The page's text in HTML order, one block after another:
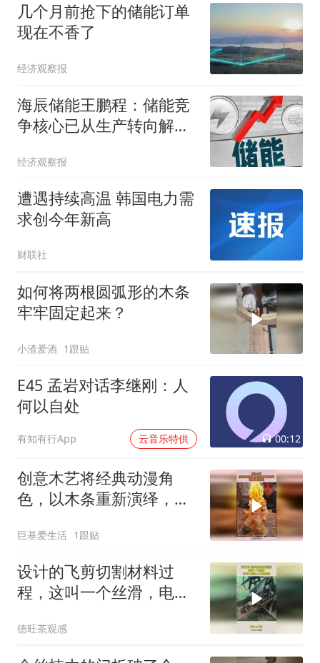
几个月前抢下的储能订单
现在不香了
经济观察报
海辰储能王鹏程：储能竞
争核心已从生产转向解决
经济观察报
遭遇持续高温 韩国电力需
求创今年新高
财联社
如何将两根圆弧形的木条
牢牢固定起来？
小渣爱酒 1跟贴
E45 孟岩对话李继刚：人
何以自处
有知有行App 云音乐特供 00:12
创意木艺将经典动漫角
色，以木条重新演绎，尽
巨基爱生活 1跟贴
设计的飞剪切割材料过
程，这叫一个丝滑，电气
德旺茶观感